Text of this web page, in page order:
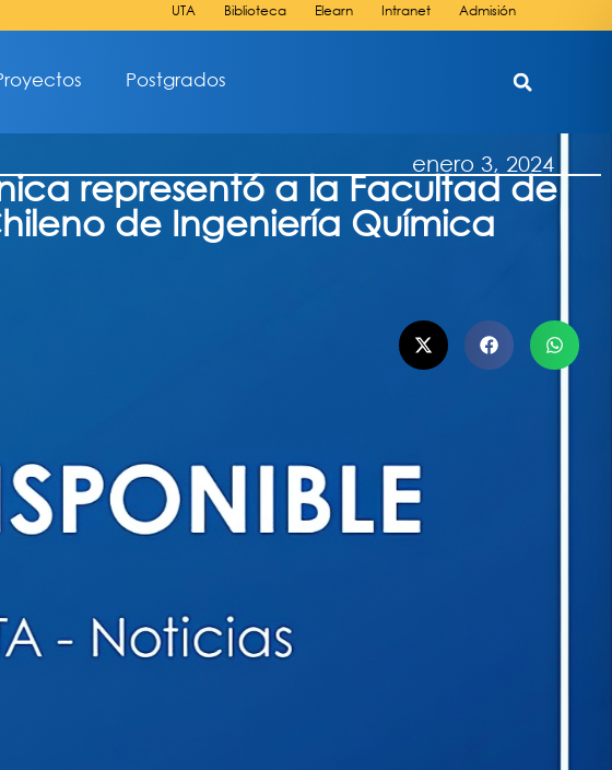
UTA Biblioteca Elearn Intranet Admisión
Postgrados
enero 3, 2024
representó a la Facultad de
de Ingeniería Química